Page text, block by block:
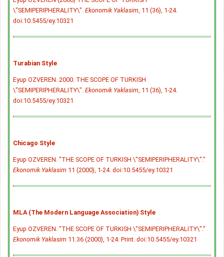
\"SEMIPERIPHERALITY\". Ekonomik Yaklasim , 11 (36), 1-24.
doi:10.5455/ey.10321
Turabian Style
Eyup OZVEREN. 2000. THE SCOPE OF TURKISH
\"SEMIPERIPHERALITY\". Ekonomik Yaklasim , 11 (36), 1-24.
doi:10.5455/ey.10321
Chicago Style
Eyup OZVEREN. "THE SCOPE OF TURKISH \"SEMIPERIPHERALITY\"."
Ekonomik Yaklasim 11 (2000), 1-24. doi:10.5455/ey.10321
MLA (The Modern Language Association) Style
Eyup OZVEREN. "THE SCOPE OF TURKISH \"SEMIPERIPHERALITY\"."
Ekonomik Yaklasim 11.36 (2000), 1-24. Print. doi:10.5455/ey.10321